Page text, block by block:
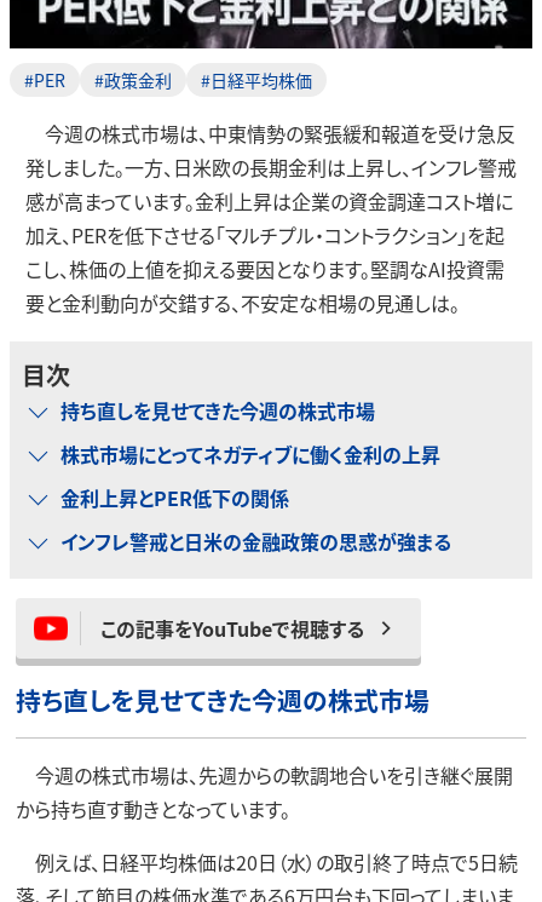
#PER #政策金利 #日経平均株価
今週の株式市場は、中東情勢の緊張緩和報道を受け急反
発しました。一方、日米欧の長期金利は上昇し、インフレ警戒
感が高まっています。金利上昇は企業の資金調達コスト増に
加え、PERを低下させる「マルチプル・コントラクション」を起
こし、株価の上値を抑える要因となります。堅調なAI投資需
要と金利動向が交錯する、不安定な相場の見通しは。
目次
持ち直しを見せてきた今週の株式市場
株式市場にとってネガティブに働く金利の上昇
金利上昇とPER低下の関係
インフレ警戒と日米の金融政策の思惑が強まる
この記事をYouTubeで視聴する
持ち直しを見せてきた今週の株式市場
今週の株式市場は、先週からの軟調地合いを引き継ぐ展開
から持ち直す動きとなっています。
例えば、日経平均株価は20日（水）の取引終了時点で5日続
落、そして節目の株価水準である6万円台も下回ってしまいま